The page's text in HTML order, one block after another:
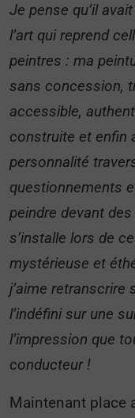
Je pense qu’il
l’art qui reprend
peintres : ma
sans concession,
accessible,
construite et enfin
personnalité
questionnements
peindre devant
s’installe lors de
mystérieuse et
j’aime retranscrire
l’indéfini sur une
l’impression que
conducteur !
Maintenant place